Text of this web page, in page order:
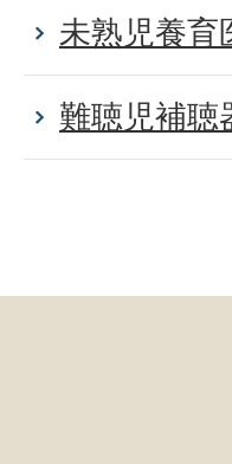
未熟児養育
難聴児補聴